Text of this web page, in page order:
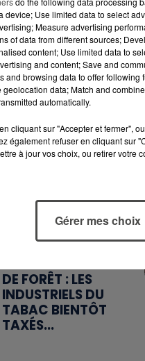
DE FORÊT : LES
INDUSTRIELS DU
TABAC BIENTÔT
TAXÉS...
device; Use limited data to select
Measure advertising
of data from different sources;
content; Use limited data to
and content; Save and
and browsing data to offer
data; Match and
automatically.
cliquant sur "Accepter et fermer",
également refuser en cliquant sur
à jour vos choix, ou retirer votre
Gérer mes choix